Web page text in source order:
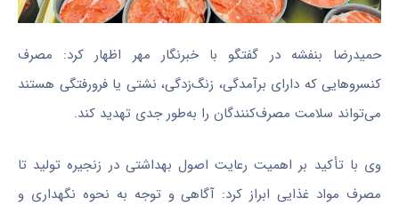
حمیدرضا بنفشه در گفتگو با خبرنگار مهر اظهار کرد: مصرف
کنسروهایی که دارای برآمدگی، زنگ‌زدگی، نشتی یا فرورفتگی هستند
می‌تواند سلامت مصرف‌کنندگان را به‌طور جدی تهدید کند.
وی با تأکید بر اهمیت رعایت اصول بهداشتی در زنجیره تولید تا
مصرف مواد غذایی ابراز کرد: آگاهی و توجه به نحوه نگهداری و